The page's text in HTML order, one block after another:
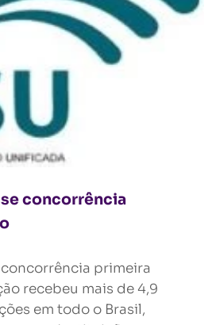
concorrência
concorrência primeira
recebeu mais de 4,9
em todo o Brasil,